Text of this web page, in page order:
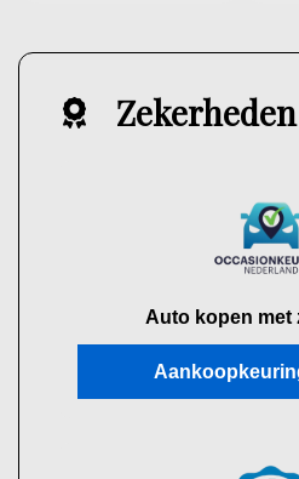
Zekerheden
Auto kopen met